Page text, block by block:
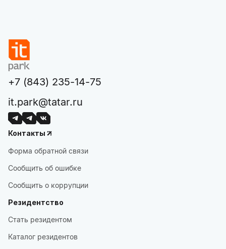
+7 (843) 235-14-75
it.park@tatar.ru
Контакты
Форма обратной связи
Сообщить об ошибке
Сообщить о коррупции
Резидентство
Стать резидентом
Каталог резидентов